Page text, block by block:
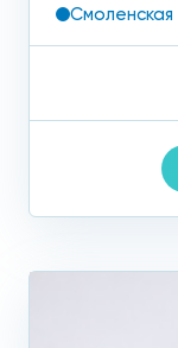
Смоленская